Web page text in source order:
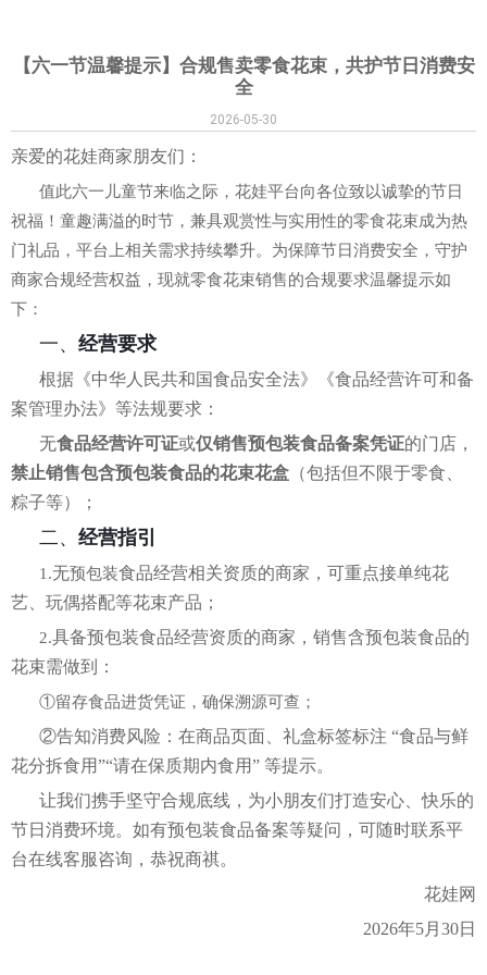
【六一节温馨提示】合规售卖零食花束，共护节日消费安
全
2026-05-30
亲爱的花娃商家朋友们：
值此六一儿童节来临之际，花娃平台向各位致以诚挚的节日
祝福！童趣满溢的时节，兼具观赏性与实用性的零食花束成为热
门礼品，平台上相关需求持续攀升。为保障节日消费安全，守护
商家合规经营权益，现就零食花束销售的合规要求温馨提示如
下：
一、 经营要求
根据《中华人民共和国食品安全法》《食品经营许可和备
案管理办法》等法规要求：
无食品经营许可证或仅销售预包装食品备案凭证的门店，
禁止销售包含预包装食品的花束花盒 （包括但不限于零食、
粽子等）；
二、 经营指引
1.无预包装食品经营相关资质的商家，可重点接单纯花
艺、玩偶搭配等花束产品；
2.具备预包装食品经营资质的商家，销售含预包装食品的
花束需做到：
①留存食品进货凭证，确保溯源可查；
②告知消费风险：在商品页面、礼盒标签标注 “食品与鲜
花分拆食用”“请在保质期内食用” 等提示。
让我们携手坚守合规底线，为小朋友们打造安心、快乐的
节日消费环境。如有预包装食品备案等疑问，可随时联系平
台在线客服咨询，恭祝商祺。
花娃网
2026年5月30日